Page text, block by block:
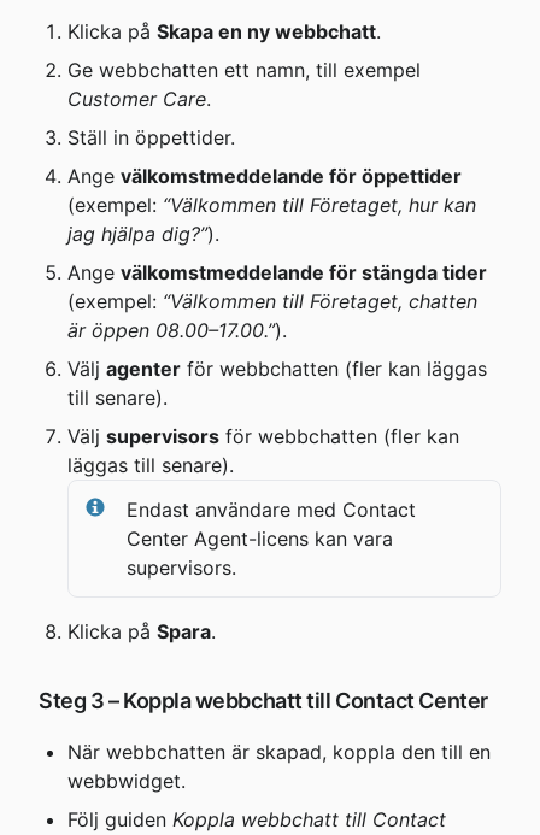
Klicka på Skapa en ny webbchatt.
Ge webbchatten ett namn, till exempel
Customer Care.
Ställ in öppettider.
Ange välkomstmeddelande för öppettider
(exempel: “Välkommen till Företaget, hur kan
jag hjälpa dig?”).
Ange välkomstmeddelande för stängda tider
(exempel: “Välkommen till Företaget, chatten
är öppen 08.00–17.00.”).
Välj agenter för webbchatten (fler kan läggas
till senare).
Välj supervisors för webbchatten (fler kan
läggas till senare).
Endast användare med Contact
Center Agent-licens kan vara
supervisors.
Klicka på Spara.
Steg 3 – Koppla webbchatt till Contact Center
När webbchatten är skapad, koppla den till en
webbwidget.
Följ guiden Koppla webbchatt till Contact